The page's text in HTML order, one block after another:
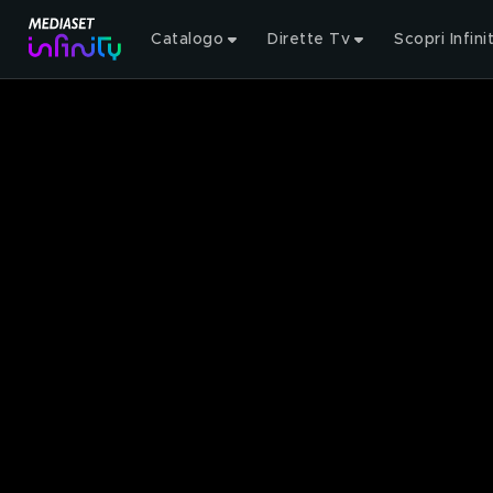
Catalogo Dirette Tv Scopri